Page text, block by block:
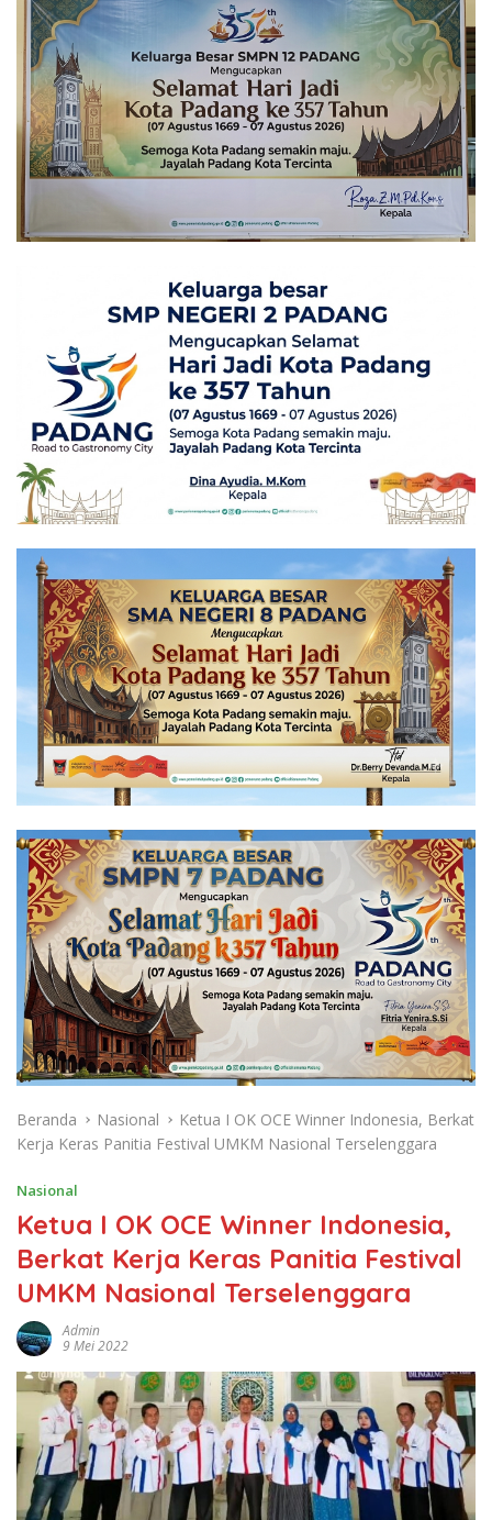
Beranda Nasional
Ketua I OK OCE Winner Indonesia, Berkat
Kerja Keras Panitia Festival UMKM Nasional Terselenggara
Nasional
Ketua I OK OCE Winner Indonesia,
Berkat Kerja Keras Panitia Festival
UMKM Nasional Terselenggara
Admin
9 Mei 2022